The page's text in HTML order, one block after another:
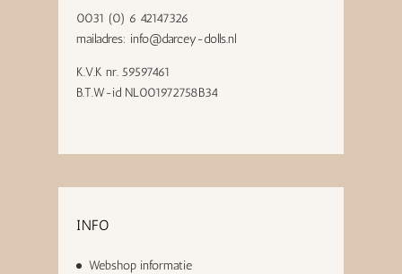
0031 (0) 6 42147326
mailadres: info@darcey-dolls.nl
K.V.K nr. 59597461
B.T.W-id NL001972758B34
INFO
Webshop informatie